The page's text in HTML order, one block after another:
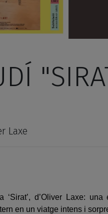
Laxe
d’Oliver Laxe:
en un viatge intens i